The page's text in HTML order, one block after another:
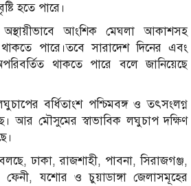
হতে পারে।
আংশিক মেঘলা আকাশসহ
পারে।তবে সারাদেশ দিনের এবং
থাকতে পারে বলে জানিয়েছে
বর্ধিতাংশ পশ্চিমবঙ্গ ও তৎসংলগ্ন
আর মৌসুমের স্বাভাবিক লঘুচাপ দক্ষিণ
ঢাকা, রাজশাহী, পাবনা, সিরাজগঞ্জ,
ফেনী, যশোর ও চুয়াডাঙ্গা জেলাসমূহের